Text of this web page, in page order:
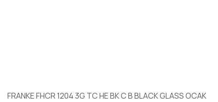
FRANKE FHCR 1204 3G TC HE BK C B BLACK GLASS OCAK